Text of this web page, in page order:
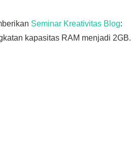
Seminar Kreativitas Blog:
kapasitas RAM menjadi 2GB.